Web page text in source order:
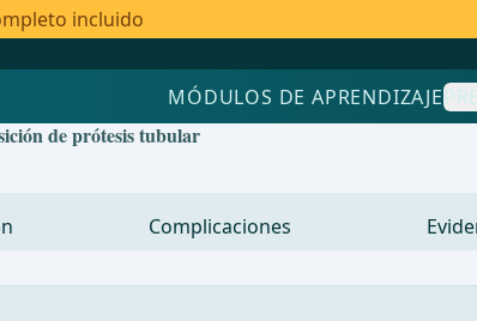
incluido
MÓDULOS DE APRENDIZAJE
de prótesis tubular
Complicaciones